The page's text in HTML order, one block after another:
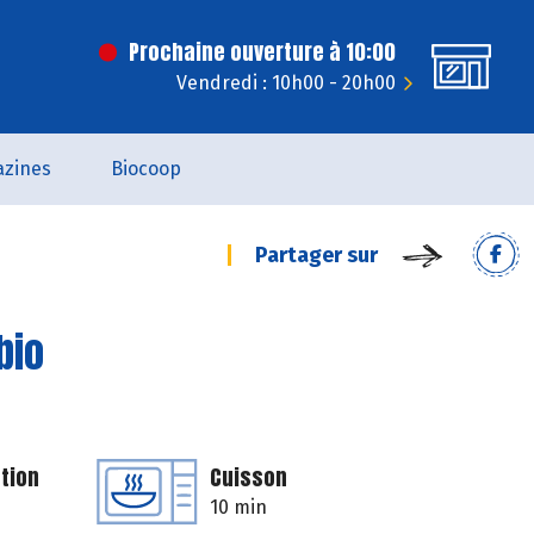
Prochaine ouverture à 10:00
Vendredi : 10h00 - 20h00
Biocoop
Partager sur
Cuisson
10 min